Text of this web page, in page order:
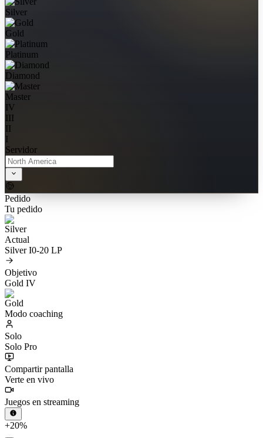
Silver
Gold
Platinum
Diamond
Master
IV
III
II
I
Servidor
Pedido
Tu pedido
Actual
Silver I0-20 LP
Objetivo
Gold IV
Modo coaching
Solo
Solo Pro
Compartir pantalla
Verte en vivo
Juegos en streaming
+20%